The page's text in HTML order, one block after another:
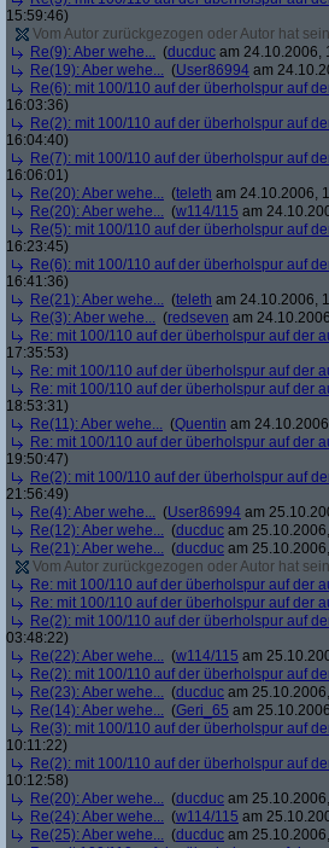
15:59:46)
Vom Autor zurückgezogen oder Autor hat
Re(9): Aber wehe... (ducduc am 24.10.2006,
Re(19): Aber wehe... (User86994 am
Re(6): mit 100/110 auf der überholspur auf
16:03:36)
Re(2): mit 100/110 auf der überholspur auf
16:04:40)
Re(7): mit 100/110 auf der überholspur auf
16:06:01)
Re(20): Aber wehe... (teleth am 24.10.2006,
Re(20): Aber wehe... (w114/115 am
Re(5): mit 100/110 auf der überholspur auf
16:23:45)
Re(6): mit 100/110 auf der überholspur auf
16:41:36)
Re(21): Aber wehe... (teleth am 24.10.2006,
Re(3): Aber wehe... (redseven am
Re: mit 100/110 auf der überholspur auf der
17:35:53)
Re: mit 100/110 auf der überholspur auf der
Re: mit 100/110 auf der überholspur auf der
18:53:31)
Re(11): Aber wehe... (Quentin am
Re: mit 100/110 auf der überholspur auf der
19:50:47)
Re(2): mit 100/110 auf der überholspur auf
21:56:49)
Re(4): Aber wehe... (User86994 am
Re(12): Aber wehe... (ducduc am
Re(21): Aber wehe... (ducduc am
Vom Autor zurückgezogen oder Autor hat
Re: mit 100/110 auf der überholspur auf der
Re: mit 100/110 auf der überholspur auf der
Re(2): mit 100/110 auf der überholspur auf
03:48:22)
Re(22): Aber wehe... (w114/115 am
Re(2): mit 100/110 auf der überholspur auf
Re(23): Aber wehe... (ducduc am
Re(14): Aber wehe... (Geri_65 am
Re(3): mit 100/110 auf der überholspur auf
10:11:22)
Re(2): mit 100/110 auf der überholspur auf
10:12:58)
Re(20): Aber wehe... (ducduc am
Re(24): Aber wehe... (w114/115 am
Re(25): Aber wehe... (ducduc am